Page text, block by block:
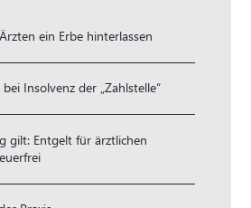
ein Erbe hinterlassen
Insolvenz der „Zahlstelle“
gilt: Entgelt für ärztlichen